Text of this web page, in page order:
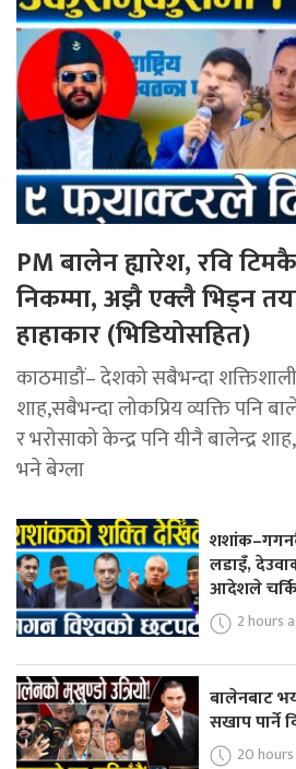
PM बालेन ह्यारेश, रवि टिमकै
निकम्मा, अझै एक्लै भिड्न
हाहाकार (भिडियोसहित)
काठमाडौं– देशको सबैभन्दा शक्तिशाली
शाह,सबैभन्दा लोकप्रिय व्यक्ति पनि
र भरोसाको केन्द्र पनि यीनै बालेन्द्र
भने बेग्ला
लडाइँ,
आदेशले
2 hours
बालेनबाट
सखाप पार्ने
20